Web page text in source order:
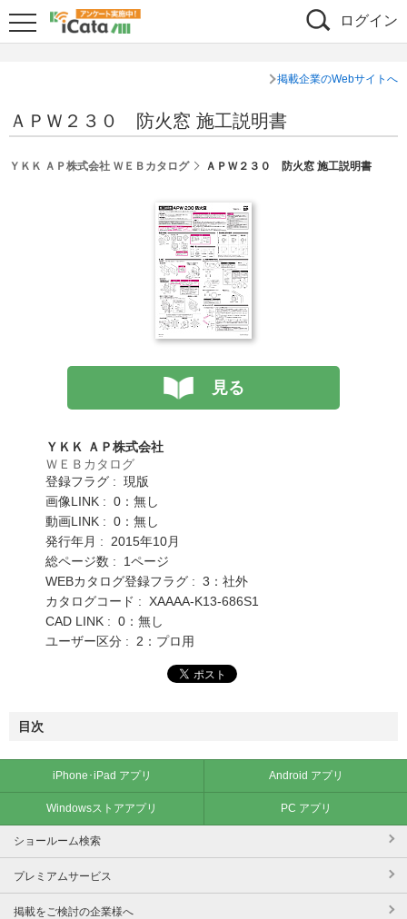
ログイン
掲載企業のWebサイトへ
ＡＰＷ２３０ 防火窓 施工説明書
ＹＫＫ ＡＰ株式会社 ＷＥＢカタログ ＡＰＷ２３０ 防火窓 施工説明書
見る
ＹＫＫ ＡＰ株式会社
ＷＥＢカタログ
登録フラグ : 現版
画像LINK : 0：無し
動画LINK : 0：無し
発行年月 : 2015年10月
総ページ数 : 1ページ
WEBカタログ登録フラグ : 3：社外
カタログコード : XAAAA-K13-686S1
CAD LINK : 0：無し
ユーザー区分 : 2：プロ用
目次
iPhone･iPad アプリ Android アプリ
Windowsストアアプリ PC アプリ
ショールーム検索
プレミアムサービス
掲載をご検討の企業様へ